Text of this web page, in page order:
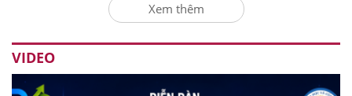
Xem thêm
VIDEO